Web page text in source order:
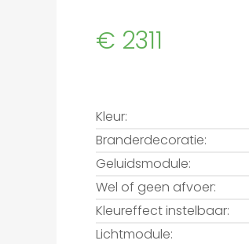
€ 2311
Kleur:
Branderdecoratie:
Geluidsmodule:
Wel of geen afvoer:
Kleureffect instelbaar:
Lichtmodule: